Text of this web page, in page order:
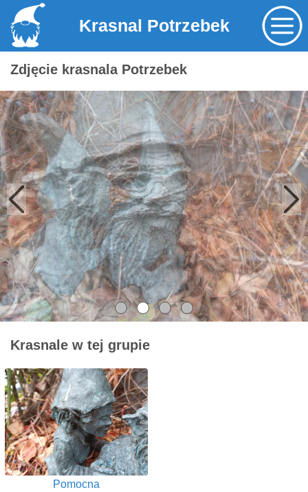
Krasnal Potrzebek
Zdjęcie krasnala Potrzebek
Krasnale w tej grupie
Pomocna